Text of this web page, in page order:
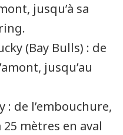
jusqu’à sa
.
(Bay Bulls) : de
jusqu’au
: de l’embouchure,
25 mètres en aval